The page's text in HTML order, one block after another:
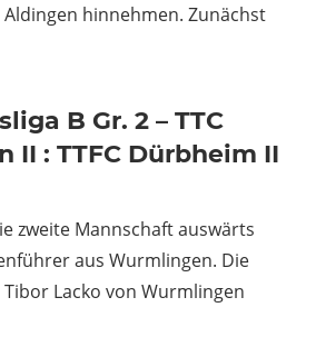
hinnehmen. Zunächst
B Gr. 2 – TTC
II : TTFC Dürbheim II
zweite Mannschaft auswärts
aus Wurmlingen. Die
Lacko von Wurmlingen